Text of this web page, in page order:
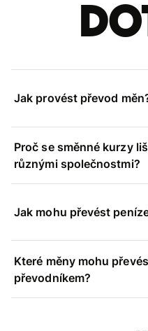
Jak provést převod
Proč se směnné kurzy
různými společnostmi?
Jak mohu převést
Které měny mohu
převodníkem?